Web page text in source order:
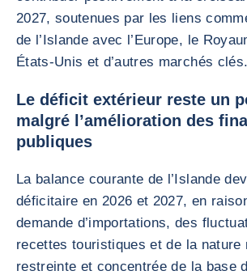
2027, soutenues par les liens
de l’Islande avec l’Europe, le
États-Unis et d’autres marchés clés.
Le déficit extérieur reste un
malgré l’amélioration des
publiques
La balance courante de l’Islande
déficitaire en 2026 et 2027, en
demande d’importations, des
recettes touristiques et de la nature
restreinte et concentrée de la base